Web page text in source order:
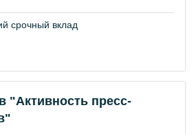
срочный вклад
"Активность пресс-